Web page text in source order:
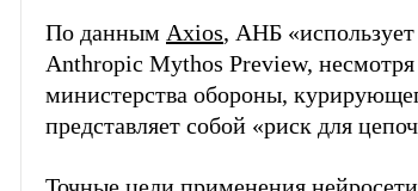
По данным Axios, АНБ
Anthropic Mythos Preview,
министерства обороны,
представляет собой «риск для